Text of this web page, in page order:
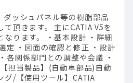
ダッシュパネル等の樹脂部品
て頂きます。 主にCATIA V5を
なります。 ・基本設計 ・詳細
定 ・図面の確認と修正 ・設計
各関係部門との調整や会議 ・
担当製品】(自動車部品)自動
グ/【使用ツール】CATIA